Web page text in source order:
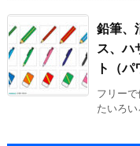
鉛筆、
ス、ハ
ト（
フリー
たいろ